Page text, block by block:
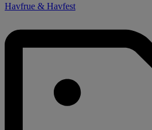
Havfrue & Havfest